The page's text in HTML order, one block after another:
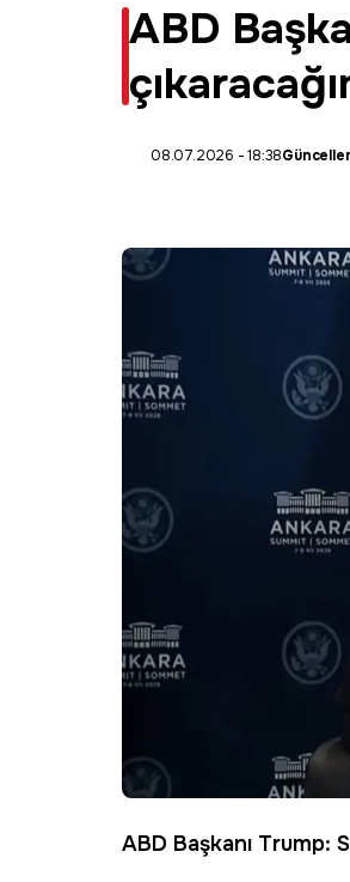
ABD
08.07.2026 - 18:38
ABD Başkanı Trump: